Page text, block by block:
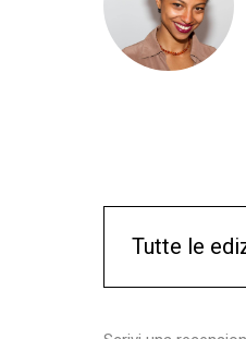
Tutte le